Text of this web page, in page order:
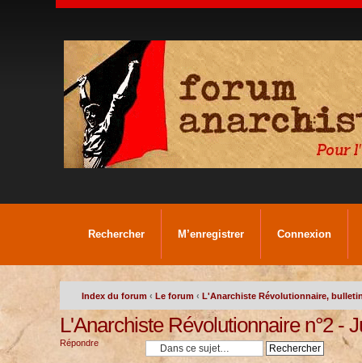
Rechercher M’enregistrer Connexion
Index du forum ‹ Le forum ‹ L'Anarchiste Révolutionnaire,
L'Anarchiste Révolutionnaire n°2 -
Répondre